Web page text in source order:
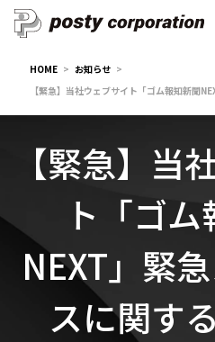
HOME
お知らせ
【緊急】当社ウェブサイト「ゴム報知新聞
【緊急】当
ト「ゴ
NEXT」緊
スに関す